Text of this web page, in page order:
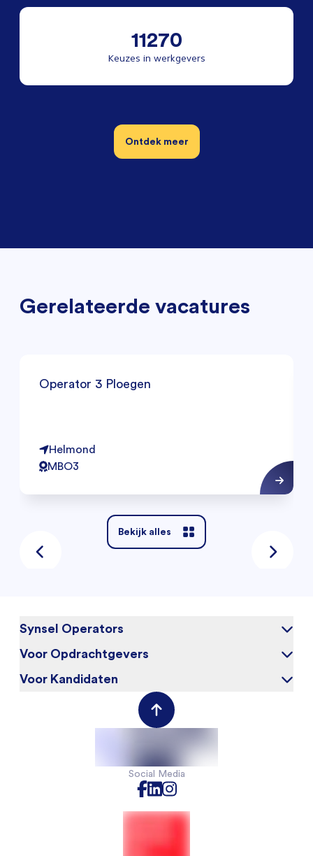
11270
Keuzes in werkgevers
Ontdek meer
Gerelateerde vacatures
Operator 3 Ploegen
Helmond
MBO3
Bekijk alles
Synsel Operators
Over ons
Blog
Voor Opdrachtgevers
Waarom Synsel
Voor Kandidaten
Social Media